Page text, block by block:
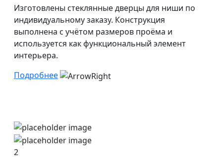
Изготовлены стеклянные дверцы для ниши по
индивидуальному заказу. Конструкция
выполнена с учётом размеров проёма и
используется как функциональный элемент
интерьера.
Подробнее
2